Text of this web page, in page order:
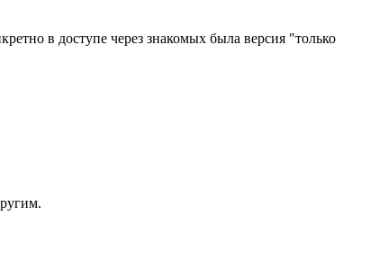
в доступе через знакомых была версия "только